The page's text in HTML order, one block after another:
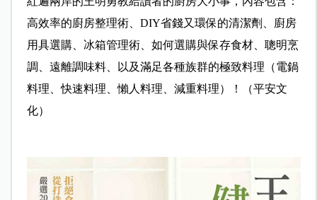
高效率的廚房整理術、DIY省錢又環保的清潔劑、廚房
用具選購、冰箱管理術、如何選購與保存食材、聰明烹
調、遠離調味料、以及滿足各種族群的極致料理（電鍋
料理、快速料理、懶人料理、減重料理）！（平安文
化）